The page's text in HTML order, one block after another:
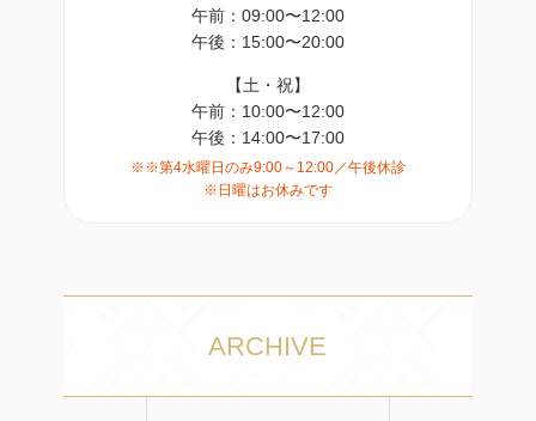
午前：09:00〜12:00
午後：15:00〜20:00
【土・祝】
午前：10:00〜12:00
午後：14:00〜17:00
※※第4水曜日のみ9:00～12:00／午後休診
※日曜はお休みです
ARCHIVE